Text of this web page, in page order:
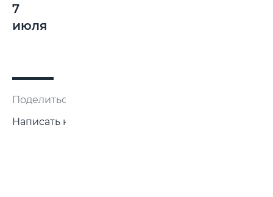
7
июля
Поделиться:
Написать нам